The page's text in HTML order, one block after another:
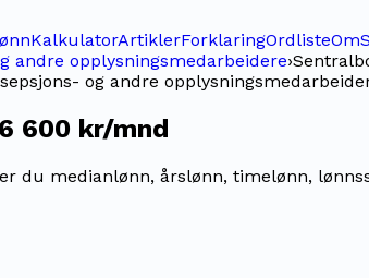
KalkulatorArtiklerForklaringOrdlisteOm
andre opplysningsmedarbeidere›
og andre
600 kr/mnd
du medianlønn, årslønn, timelønn,